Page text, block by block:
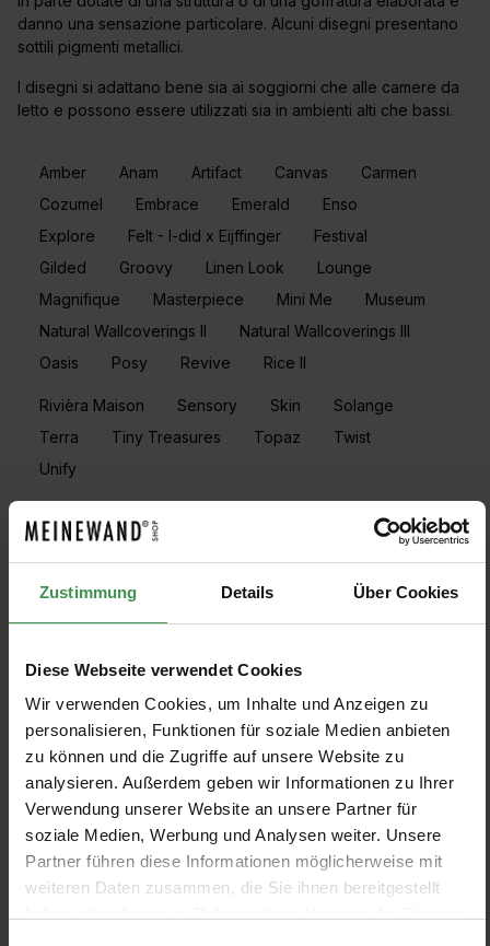
Zustimmung Details Über Cookies
Diese Webseite verwendet Cookies
Wir verwenden Cookies, um Inhalte und Anzeigen zu
personalisieren, Funktionen für soziale Medien anbieten
zu können und die Zugriffe auf unsere Website zu
analysieren. Außerdem geben wir Informationen zu Ihrer
Verwendung unserer Website an unsere Partner für
soziale Medien, Werbung und Analysen weiter. Unsere
Partner führen diese Informationen möglicherweise mit
weiteren Daten zusammen, die Sie ihnen bereitgestellt
danno una sensazione particolare. Alcuni disegni presentano
sottili pigmenti metallici.
I disegni si adattano bene sia ai soggiorni che alle camere da
letto e possono essere utilizzati sia in ambienti alti che bassi.
Amber Anam Artifact Canvas
Carmen
Cozumel
Embrace Emerald
Enso
Explore
Felt - I-did x Eijffinger
Festival
Gilded
Groovy Linen Look
Lounge
Magnifique
Masterpiece Mini Me
Museum
Natural Wallcoverings II
Natural Wallcoverings III
Oasis
Posy Revive Rice II
Rivièra Maison Sensory Skin
Solange
Terra
Tiny Treasures Topaz
Twist
Unify
Visualizza modelli
Carta da parati panoramica
Eijffinger
3 Colors
Da 285,00 €
+2
Carta da parati Oasis 3
Eijffinger
6 Colors
Da 115,00 €
Carta da parati Oasis 5
Eijffinger
Carta da parati Oasis 4
Eijffinger